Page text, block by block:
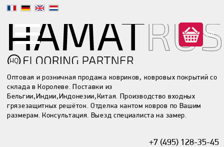
Оптовая и розничная продажа ковриков, ковровых покрытий со
склада в Королеве. Поставки из
Бельгии,Индии,Индонезии,Китая. Производство входных
грязезащитных решёток. Отделка кантом ковров по Вашим
размерам. Консультация. Выезд специалиста на замер.
(0)
+7 (495) 128-35-45